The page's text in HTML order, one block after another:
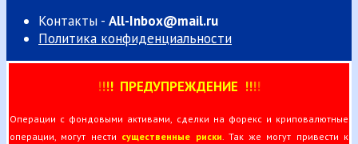
Контакты - All-Inbox@mail.ru
Политика конфиденциальности
!!!! ПРЕДУПРЕЖДЕНИЕ !!!!
Операции с фондовыми активами, сделки на форекс и криповалютные
операции, могут нести существенные риски. Так же могут привести к